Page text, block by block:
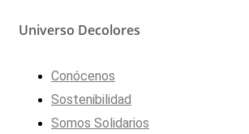
Universo Decolores
Conócenos
Sostenibilidad
Somos Solidarios